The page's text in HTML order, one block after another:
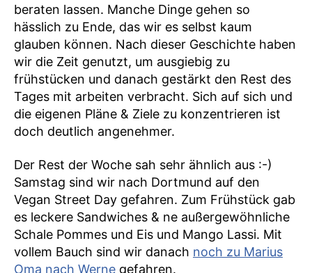
beraten lassen. Manche Dinge gehen so
hässlich zu Ende, das wir es selbst kaum
glauben können. Nach dieser Geschichte haben
wir die Zeit genutzt, um ausgiebig zu
frühstücken und danach gestärkt den Rest des
Tages mit arbeiten verbracht. Sich auf sich und
die eigenen Pläne & Ziele zu konzentrieren ist
doch deutlich angenehmer.
Der Rest der Woche sah sehr ähnlich aus :-)
Samstag sind wir nach Dortmund auf den
Vegan Street Day gefahren. Zum Frühstück gab
es leckere Sandwiches & ne außergewöhnliche
Schale Pommes und Eis und Mango Lassi. Mit
vollem Bauch sind wir danach noch zu Marius
Oma nach Werne gefahren.